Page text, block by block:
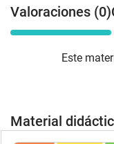
Valoraciones (0)
Este
Material